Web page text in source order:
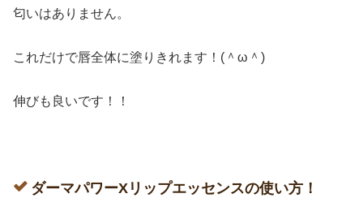
匂いはありません。
これだけで唇全体に塗りきれます！(＾ω＾)
伸びも良いです！！
ダーマパワーXリップエッセンスの使い方！